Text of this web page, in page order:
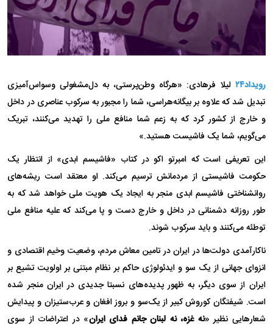
رویداد۲۴
لیلا فرهادی: «هرگاه وطن‌پرستی، به دل‌مشغولی وسواس‌آمیزی
تبدیل شد که علاوه بر بیگانه‌هراسی، شما را مجبور به سرکوب عناصری در داخل
و خارج از کشور کرد که به زعم شما منافع ملی را تهدید می‌کنند، تبریک
می‌گویم، شما یک فاشیست هستید.»
این تعریفی است که امبرتو اکو در کتاب «فاشیسم ابدی» از انتظار یک
حکومت فاشیستی از مردمانش ترسیم می‌کند. او معتقد است ریشه‌های
روانشناختی فاشیسم ابدی منجر به ایجاد یک هویت ملی خواهد شد که به
طور روزانه دشمنانی در داخل و خارج دست و پا می‌کند که علیه منافع ملی
توطئه می‌کنند و باید سرکوب شوند.
ناکارآمدی دولت‌ها در ایران در تامین معاش مردم، وضعیت وخیم اقتصادی و
انزوای جهانی از یک سو و ایدئولوژی حاکم بر نظام مبتنی بر اولویت تشیع بر
ایران از سوی دیگر، به ظهور پدیده‌های نسبتا جدیدی در ایران منجر شده
است. شیفتگان کوروش کبیر از یک‌سو و بروز افغان و عرب‌ستیزان و پیدایش
شعار‌هایی نظیر «نه غزه، نه لبنان جانم فدای ایران» در اعتراضات از سوی